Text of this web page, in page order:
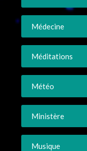
Médecine
Méditations
Météo
Ministère
Musique